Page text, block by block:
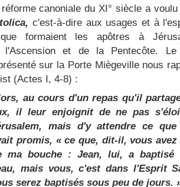
canoniale du XI° siècle a
c'est-à-dire aux usages et à
que formaient les apôtres à
l'Ascension et de la Pentecôte.
sur la Porte Miègeville nous
(Actes I, 4-8) :
au cours d'un repas qu'il
il leur enjoignit de ne pas
mais d'y attendre ce
promis, « ce que, dit-il, vous avez
ma bouche :Jean, lui, a baptisé
mais vous, c'est dans l'Esprit
serez baptisés sous peu de jours.